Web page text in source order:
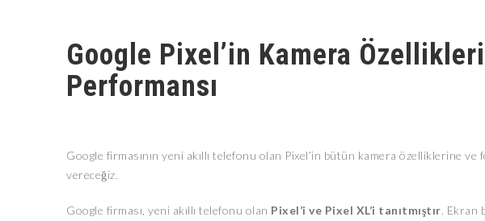
Google Pixel’in Kamera
Performansı
Google firmasının yeni akıllı telefonu olan Pixel’in bütün kamera özelliklerine ve
vereceğiz.
Google firması, yeni akıllı telefonu olan Pixel’i ve Pixel XL’i tanıtmıştır. Ekran